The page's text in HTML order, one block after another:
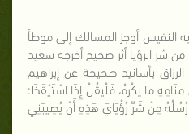
النفيس أوجز المسالك إلى موطأ
شر الرؤيا أثر صحيح أخرجه سعيد
بأسانيد صحيحة عن إبراهيم
مَا يَكْرَهُ، فَلْيَقُلْ إِذَا اسْتَيْقَظَ:
مِنْ شَرِّ رُؤْيَايَ هَذِهِ أَنْ يُصِيبَنِي